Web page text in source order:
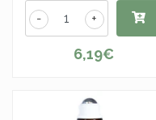
+
-
6,19€